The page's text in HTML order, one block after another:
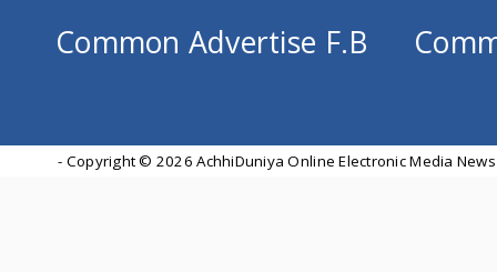
Common Advertise F.B
- Copyright © 2026 AchhiDuniya Online Electronic Media